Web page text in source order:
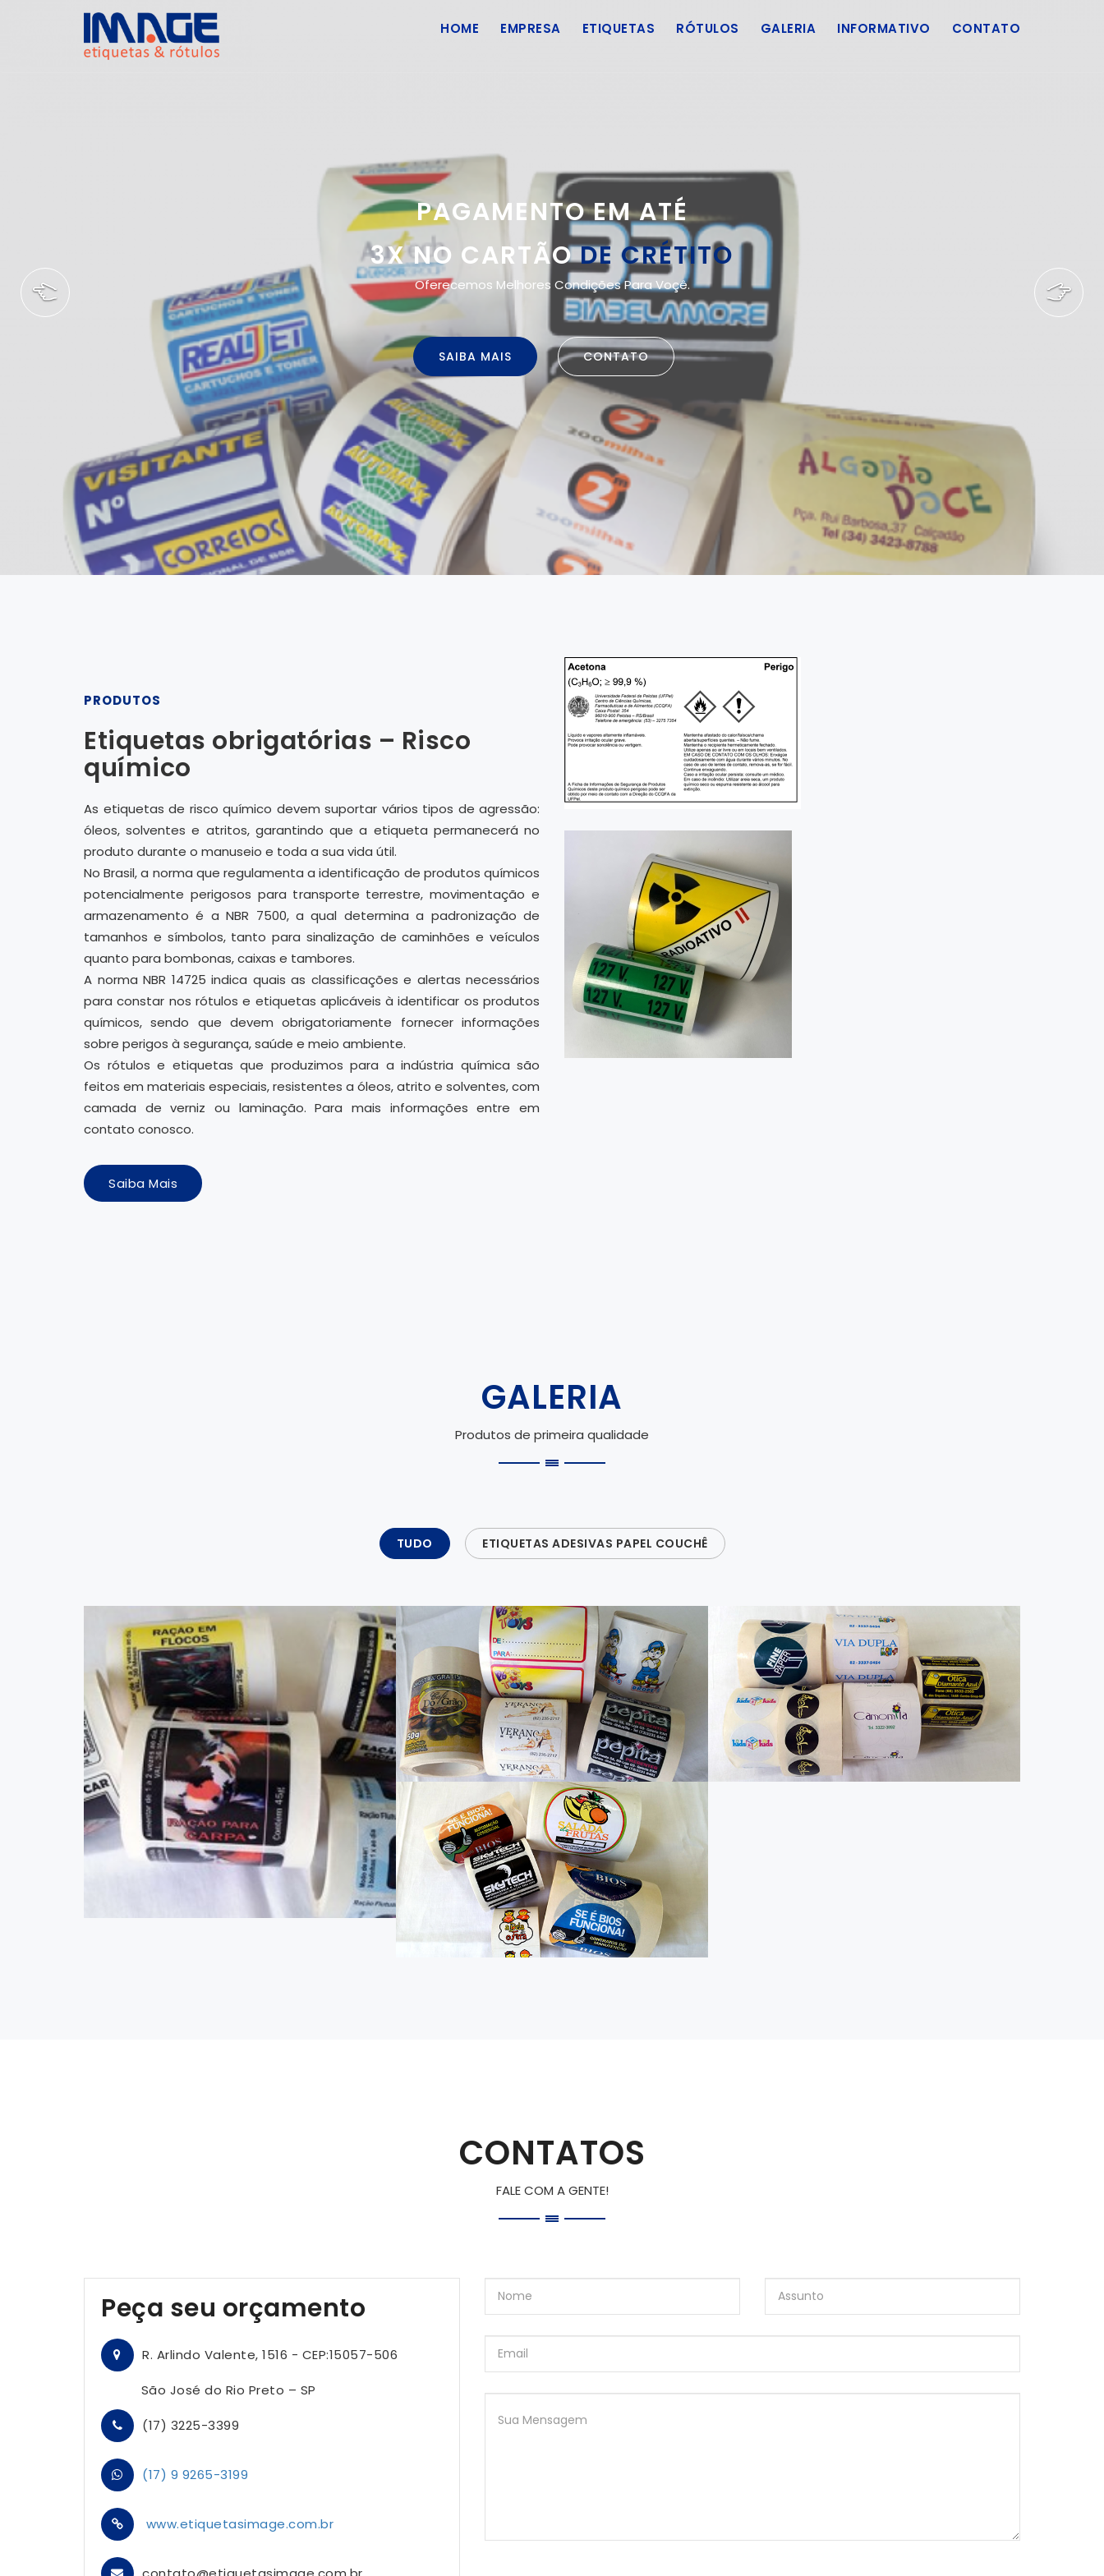
HOME EMPRESA ETIQUETAS RÓTULOS GALERIA INFORMATIVO CONTATO
PAGAMENTOS EM ATÉ
PRODUTOS
Etiquetas obrigatórias – Risco
químico
As etiquetas de risco químico devem suportar vários tipos de agressão:
óleos, solventes e atritos, garantindo que a etiqueta permanecerá no
produto durante o manuseio e toda a sua vida útil.
No Brasil, a norma que regulamenta a identificação de produtos químicos
potencialmente perigosos para transporte terrestre, movimentação e
armazenamento é a NBR 7500, a qual determina a padronização de
tamanhos e símbolos, tanto para sinalização de caminhões e veículos
quanto para bombonas, caixas e tambores.
A norma NBR 14725 indica quais as classificações e alertas necessários
para constar nos rótulos e etiquetas aplicáveis à identificar os produtos
químicos, sendo que devem obrigatoriamente fornecer informações
sobre perigos à segurança, saúde e meio ambiente.
Os rótulos e etiquetas que produzimos para a indústria química são
feitos em materiais especiais, resistentes a óleos, atrito e solventes, com
camada de verniz ou laminação. Para mais informações entre em
contato conosco.
Saiba Mais
GALERIA
Produtos de primeira qualidade
TUDO ETIQUETAS ADESIVAS PAPEL COUCHÊ
CONTATOS
FALE COM A GENTE!
Peça seu orçamento
R. Arlindo Valente, 1516 - CEP:15057-506
São José do Rio Preto – SP
(17) 3225-3399
(17) 9 9265-3199
www.etiquetasimage.com.br